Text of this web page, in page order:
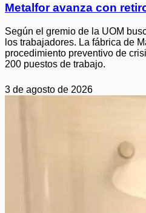
Metalfor avanza con
Según el gremio de la UOM
los trabajadores. La fábrica de
procedimiento preventivo de
200 puestos de trabajo.
3 de agosto de 2026